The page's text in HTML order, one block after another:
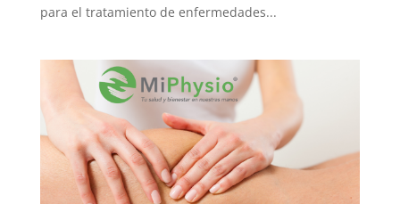
para el tratamiento de enfermedades...